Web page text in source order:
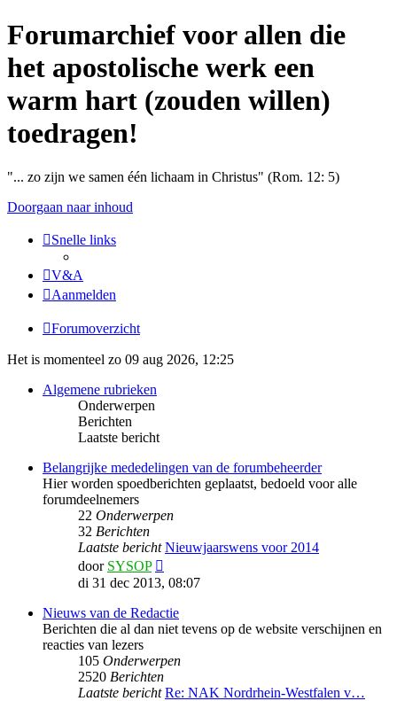
Forumarchief voor allen die
het apostolische werk een
warm hart (zouden willen)
toedragen!
"... zo zijn we samen één lichaam in Christus" (Rom. 12: 5)
Doorgaan naar inhoud
Snelle links
V&A
Aanmelden
Forumoverzicht
Het is momenteel zo 09 aug 2026, 12:25
Algemene rubrieken
Onderwerpen
Berichten
Laatste bericht
Belangrijke mededelingen van de forumbeheerder
Hier worden spoedberichten geplaatst, bedoeld voor alle
forumdeelnemers
22 Onderwerpen
32 Berichten
Laatste bericht Nieuwjaarswens voor 2014
door SYSOP
laatste
di 31 dec 2013, 08:07
Nieuws van de Redactie
Berichten die al dan niet tevens op de website verschijnen en
reacties van lezers
105 Onderwerpen
2520 Berichten
Laatste bericht Re: NAK Nordrhein-Westfalen v…